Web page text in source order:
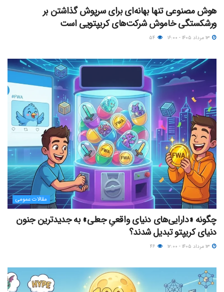
هوش مصنوعی تنها بهانه‌ای برای سرپوش گذاشتن بر
ورشکستگی خاموش شرکت‌های کریپتویی است
مقالات عمومی
چگونه «دارایی‌های دنیای واقعیِ جعلی» به جدیدترین جنون
دنیای کریپتو تبدیل شدند؟